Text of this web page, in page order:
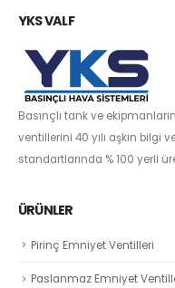
YKS VALF
Basınçlı tank ve
ventillerini 40 yılı aşkın bilgi
standartlarında % 100 yerli
ÜRÜNLER
Pirinç Emniyet Ventilleri
Paslanmaz Emniyet